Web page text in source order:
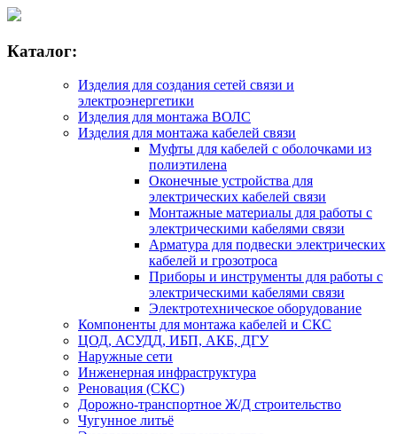
Каталог:
Изделия для создания сетей связи и
электроэнергетики
Изделия для монтажа ВОЛС
Изделия для монтажа кабелей связи
Муфты для кабелей с оболочками из
полиэтилена
Оконечные устройства для
электрических кабелей связи
Монтажные материалы для работы с
электрическими кабелями связи
Арматура для подвески электрических
кабелей и грозотроса
Приборы и инструменты для работы с
электрическими кабелями связи
Электротехническое оборудование
Компоненты для монтажа кабелей и СКС
ЦОД, АСУДД, ИБП, АКБ, ДГУ
Наружные сети
Инженерная инфраструктура
Реновация (СКС)
Дорожно-транспортное Ж/Д строительство
Чугунное литьё